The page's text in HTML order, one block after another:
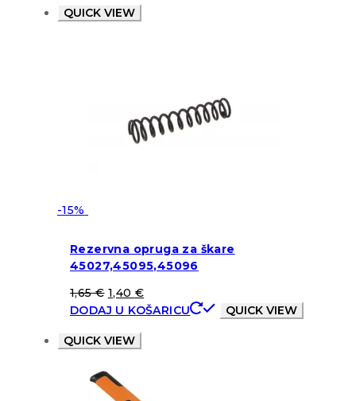
QUICK VIEW
-15%
Rezervna opruga za škare
45027,45095,45096
1,65€ 1,40 €
DODAJ U KOŠARICU
QUICK VIEW
QUICK VIEW